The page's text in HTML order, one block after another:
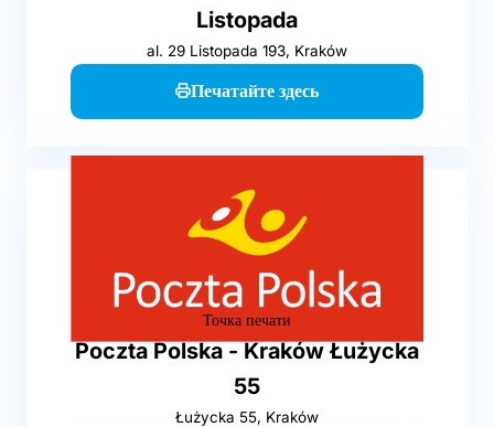
Listopada
al. 29 Listopada 193, Kraków
Печатайте здесь
Точка печати
Poczta Polska - Kraków Łużycka
55
Łużycka 55, Kraków